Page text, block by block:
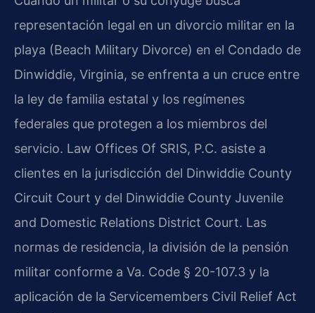
representación legal en un divorcio militar en la
playa (Beach Military Divorce) en el Condado de
Dinwiddie, Virginia, se enfrenta a un cruce entre
la ley de familia estatal y los regímenes
federales que protegen a los miembros del
servicio. Law Offices Of SRIS, P.C. asiste a
clientes en la jurisdicción del Dinwiddie County
Circuit Court y del Dinwiddie County Juvenile
and Domestic Relations District Court. Las
normas de residencia, la división de la pensión
militar conforme a Va. Code § 20-107.3 y la
aplicación de la Servicemembers Civil Relief Act